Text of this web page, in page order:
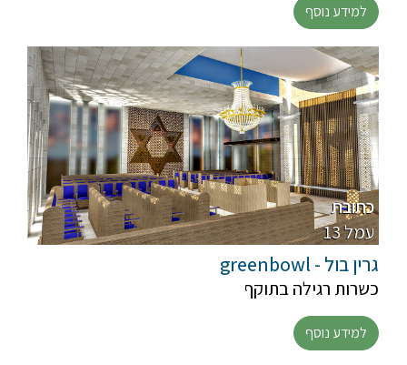
למידע נוסף
כתובת
13 עמל
גרין בול - greenbowl
כשרות רגילה בתוקף
למידע נוסף